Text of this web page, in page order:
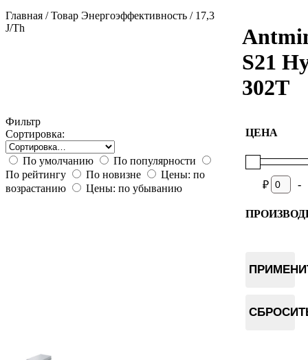
Главная / Товар Энергоэффективность / 17,3
J/Th
S21
302T
Фильтр
Сортировка:
По умолчанию
По популярности
По рейтингу
По новизне
Цены: по
возрастанию
Цены: по убыванию
ЦЕНА
₽ -